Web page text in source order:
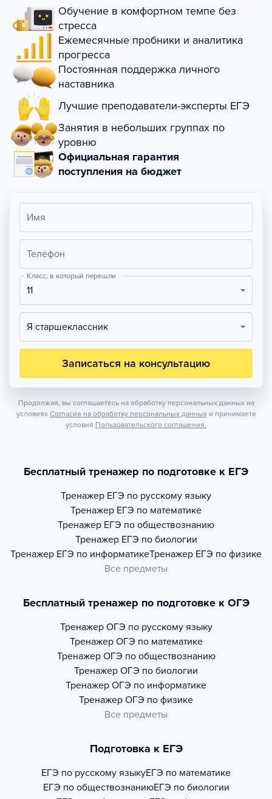
Обучение в комфортном темпе без
стресса
Ежемесячные пробники и аналитика
прогресса
Постоянная поддержка личного
наставника
Лучшие преподаватели-эксперты ЕГЭ
Занятия в небольших группах по
уровню
Официальная гарантия
поступления на бюджет
Имя
Телефон
Класс, в который перешли
11
Я старшеклассник
Записаться на консультацию
Продолжая, вы соглашаетесь на обработку персональных данных на
условиях Согласия на обработку персональных данных и принимаете
условия Пользовательского соглашения.
Бесплатный тренажер по подготовке к ЕГЭ
Тренажер ЕГЭ по русскому языку
Тренажер ЕГЭ по математике
Тренажер ЕГЭ по обществознанию
Тренажер ЕГЭ по биологии
Тренажер ЕГЭ по информатикеТренажер ЕГЭ по физике
Все предметы
Бесплатный тренажер по подготовке к ОГЭ
Тренажер ОГЭ по русскому языку
Тренажер ОГЭ по математике
Тренажер ОГЭ по обществознанию
Тренажер ОГЭ по биологии
Тренажер ОГЭ по информатике
Тренажер ОГЭ по физике
Все предметы
Подготовка к ЕГЭ
ЕГЭ по русскому языкуЕГЭ по математике
ЕГЭ по обществознаниюЕГЭ по биологии